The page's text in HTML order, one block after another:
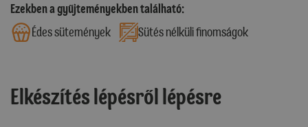
Ezekben a gyűjteményekben található:
Édes sütemények
Sütés nélküli finomságok
Elkészítés lépésről lépésre